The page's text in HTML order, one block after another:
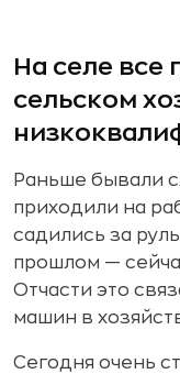
На селе все
сельском
Раньше бывали
приходили на
садились за
прошлом —
Отчасти это
машин в
Сегодня очень